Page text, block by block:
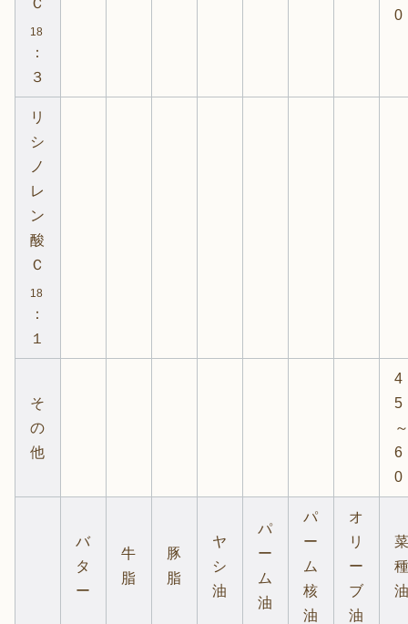
Ｃ
18
：
３
0
リ
シ
ノ
レ
ン
酸
Ｃ
18
：
１
そ
の
他
4
5
6
0
バ
タ
ー
牛
脂
豚
脂
ヤ
シ
油
パ
ー
ム
油
パ
ー
ム
核
油
オ
リ
ー
ブ
油